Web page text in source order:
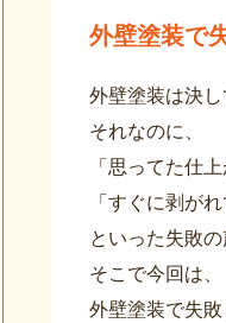
外壁塗装で
外壁塗装は決し
それなのに、
「思ってた仕
「すぐに剥が
といった失敗
そこで今回は、
外壁塗装で失